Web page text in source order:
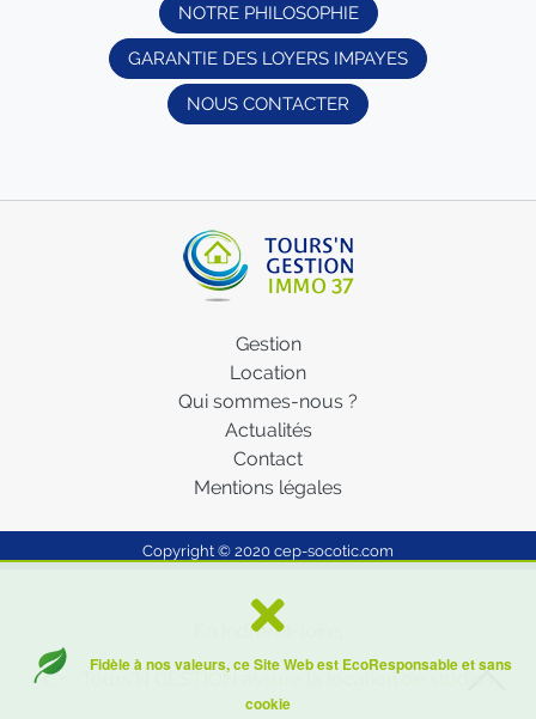
NOTRE PHILOSOPHIE
GARANTIE DES LOYERS IMPAYES
NOUS CONTACTER
Fidèle à nos valeurs, ce Site Web est EcoResponsable et sans
cookie
Gestion
Location
Qui sommes-nous ?
Actualités
Contact
Mentions légales
Copyright © 2020 cep-socotic.com
En Indre-et-loire
👉 Tours'N GESTION assure la location de studios